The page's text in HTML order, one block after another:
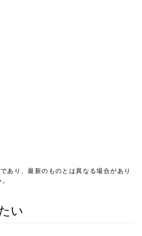
あり、最新のものとは異なる場合があり
い